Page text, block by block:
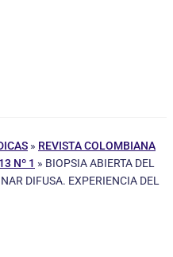
» REVISTA COLOMBIANA
Nº 1 » BIOPSIA ABIERTA DEL
DIFUSA. EXPERIENCIA DEL